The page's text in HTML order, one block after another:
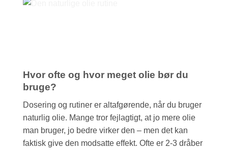
Hvor ofte og hvor meget olie bør du
bruge?
Dosering og rutiner er altafgørende, når du bruger
naturlig olie. Mange tror fejlagtigt, at jo mere olie
man bruger, jo bedre virker den – men det kan
faktisk give den modsatte effekt. Ofte er 2-3 dråber